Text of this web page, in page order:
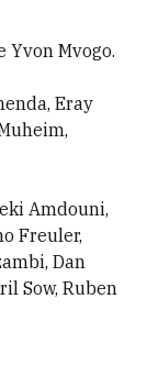
Yvon Mvogo.
Eray
Amdouni,
Freuler,
Dan
Sow, Ruben